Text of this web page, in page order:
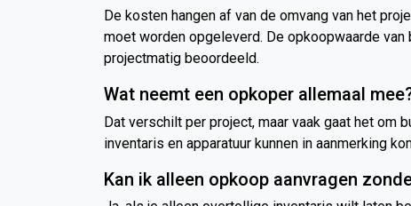
De kosten hangen af van de omvang van het
moet worden opgeleverd. De opkoopwaarde
projectmatig beoordeeld.
Wat neemt een opkoper allemaal
Dat verschilt per project, maar vaak gaat het om
inventaris en apparatuur kunnen in aanmerking
Kan ik alleen opkoop aanvragen